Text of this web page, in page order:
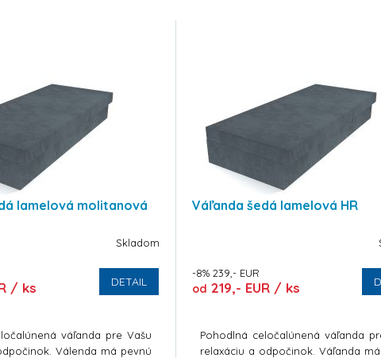
lamelová molitanová
Skladom
/ ks DETAIL
váľanda pre Vašu
Válenda má pevnú
Váľanda šedá lamelová HR
-8% 239,- EUR
od 219,- EUR / ks
Pohodlná celočalúnená váľanda
relaxáciu a odpočinok. Váľanda